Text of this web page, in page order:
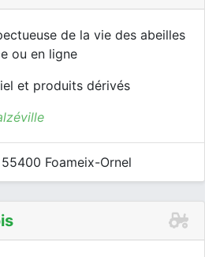
de la vie des abeilles
ou en ligne
et produits dérivés
Foameix-Ornel